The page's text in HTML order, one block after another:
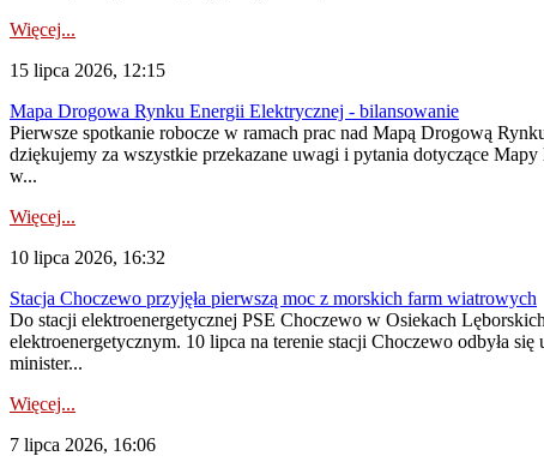
Więcej...
15 lipca 2026, 12:15
Mapa Drogowa Rynku Energii Elektrycznej - bilansowanie
Pierwsze spotkanie robocze w ramach prac nad Mapą Drogową
dziękujemy za wszystkie przekazane uwagi i pytania dotyczące
w...
Więcej...
10 lipca 2026, 16:32
Stacja Choczewo przyjęła pierwszą moc z morskich farm wiatrowych
Do stacji elektroenergetycznej PSE Choczewo w Osiekach
elektroenergetycznym. 10 lipca na terenie stacji Choczewo odbyła
minister...
Więcej...
7 lipca 2026, 16:06